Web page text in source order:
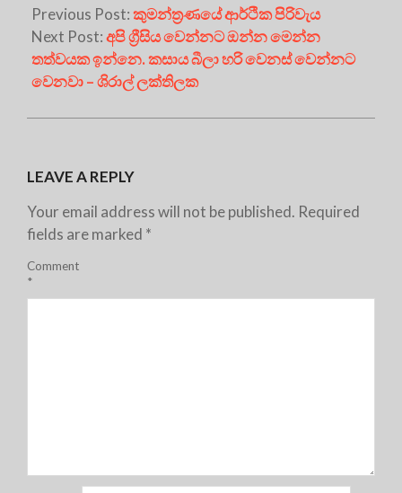
Previous Post:කුමන්ත්‍රණයේ ආර්ථික පිරිවැය
Next Post:අපි ග්‍රීසිය වෙන්නට ඔන්න මෙන්න
තත්වයක ඉන්නෙ. කසාය බීලා හරි වෙනස් වෙන්නට
වෙනවා – ශිරාල් ලක්තිලක
LEAVE A REPLY
Your email address will not be published. Required
fields are marked *
Comment
*